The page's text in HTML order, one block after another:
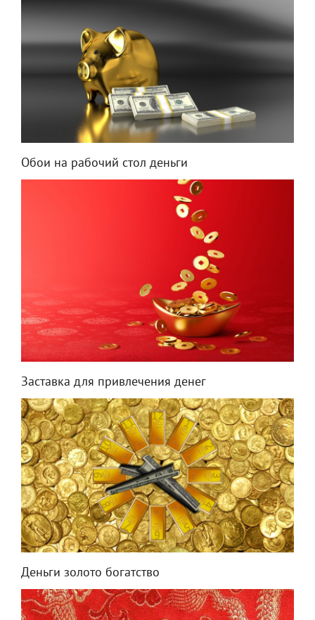
Обои на рабочий стол деньги
Заставка для привлечения денег
Деньги золото богатство